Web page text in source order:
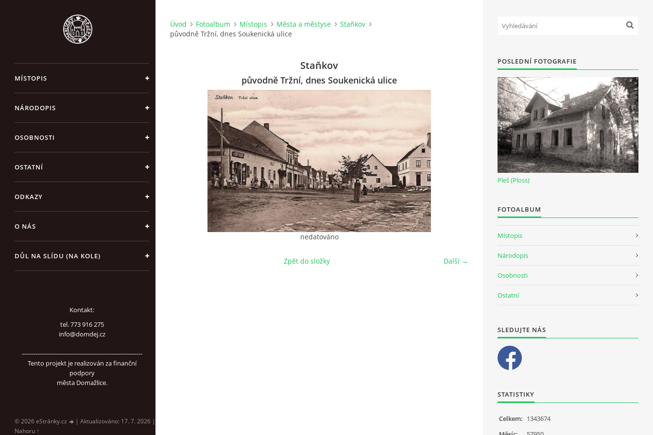
MÍSTOPIS
NÁRODOPIS
OSOBNOSTI
OSTATNÍ
ODKAZY
O NÁS
DŮL NA SLÍDU (NA KOLE)
Kontakt:
tel. 773 916 275
info@domdej.cz
--------------------------------------------------------------
Tento projekt je realizován za finanční
podpory
města Domažlice.
© 2026 eStránky.cz | Aktualizováno: 17. 7. 2026 |
Nahoru ↑
Úvod Fotoalbum Místopis Města a městyse
Staňkov
původně Tržní, dnes Soukenická ulice
Staňkov
původně Tržní, dnes Soukenická ulice
nedatováno
Další →
Zpět do složky
POSLEDNÍ FOTOGRAFIE
Pleš (Ploss)
FOTOALBUM
Místopis
Národopis
Osobnosti
Ostatní
SLEDUJTE NÁS
STATISTIKY
Celkem: 1343674